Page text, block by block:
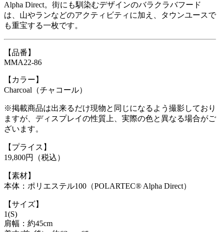
Alpha Direct。街にも馴染むデザインのバラクラバフード
は、山やランなどのアクティビティに加え、タウンユースで
も重宝する一枚です。
【品番】
MMA22-86
【カラー】
Charcoal（チャコール）
※掲載商品は出来るだけ現物と同じになるよう撮影しており
ますが、ディスプレイの性質上、実際の色と異なる場合がご
ざいます。
【プライス】
19,800円（税込）
【素材】
本体：ポリエステル100（POLARTEC® Alpha Direct）
【サイズ】
1(S)
肩幅：約45cm